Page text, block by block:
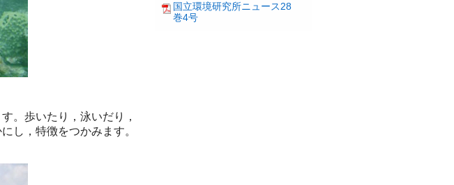
。歩いたり，泳いだり，
し，特徴をつかみます。
国立環境研究所ニュース28
巻4号